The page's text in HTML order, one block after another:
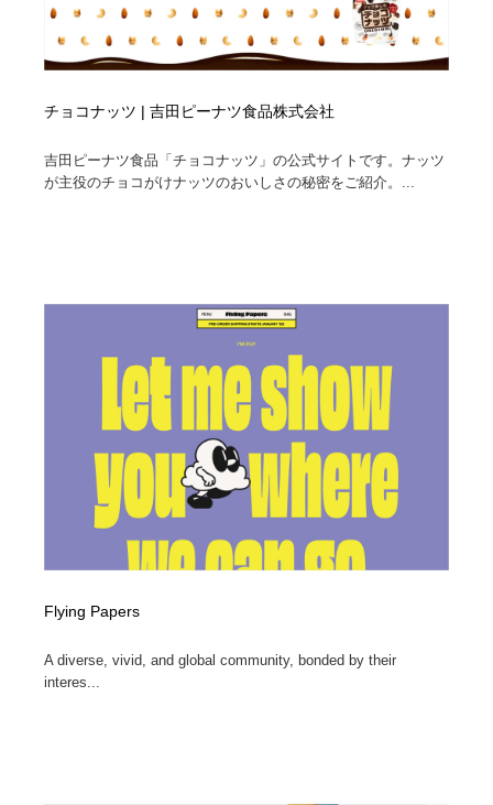
チョコナッツ | 吉田ピーナツ食品株式会社
吉田ピーナツ食品「チョコナッツ」の公式サイトです。ナッツ
が主役のチョコがけナッツのおいしさの秘密をご紹介。...
Flying Papers
A diverse, vivid, and global community, bonded by their
interes...